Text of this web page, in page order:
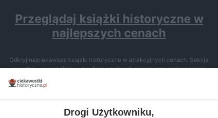
Przeglądaj książki historyczne w
najlepszych cenach
Odkryj najciekawsze książki historyczne w atrakcyjnych cenach. Sekcja
powstała we współpracy z Lubimyczytac.pl, największą społecznością
miłośników literatury w Polsce – dzięki temu możesz wybierać spośród
tytułów najwyżej ocenianych przez czytelników.
Drogi Użytkowniku,